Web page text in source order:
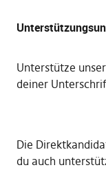
Unterstütze
deiner
Die
du auch